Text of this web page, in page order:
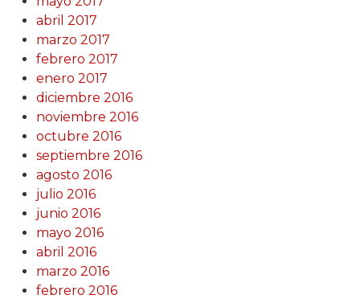
abril 2017
marzo 2017
febrero 2017
enero 2017
diciembre 2016
noviembre 2016
octubre 2016
septiembre 2016
agosto 2016
julio 2016
junio 2016
mayo 2016
abril 2016
marzo 2016
febrero 2016